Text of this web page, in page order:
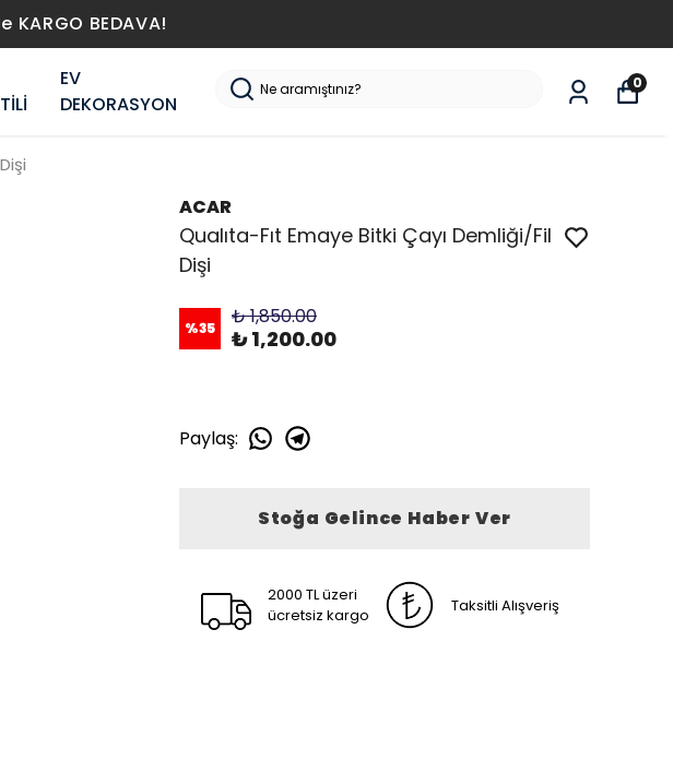
BEDAVA!
EV
DEKORASYON
0
ACAR
Qualıta-Fıt Emaye Bitki Çayı Demliği/Fil
Dişi
%35 ₺ 1,850.00
₺ 1,200.00
Paylaş:
Stoğa Gelince Haber Ver
2000 TL üzeri
ücretsiz kargo
Taksitli Alışveriş